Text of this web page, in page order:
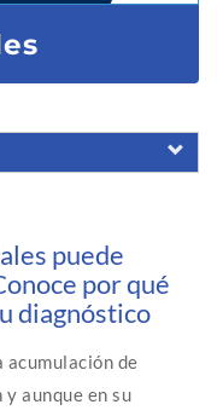
puede
por qué
diagnóstico
acumulación de
aunque en su